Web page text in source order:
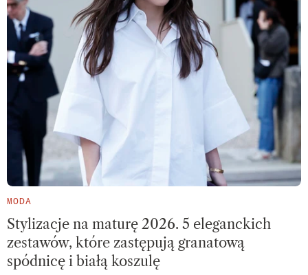
MODA
Stylizacje na maturę 2026. 5 eleganckich
zestawów, które zastępują granatową
spódnicę i białą koszulę